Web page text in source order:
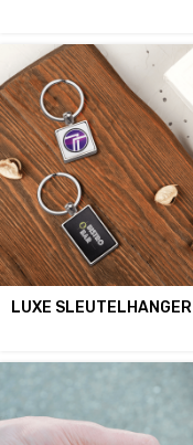
LUXE SLEUTELHANGER